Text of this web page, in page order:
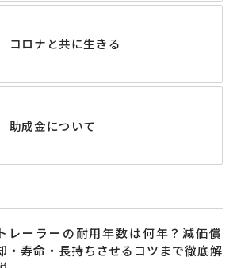
コロナと共に生きる
助成金について
レーラーの耐用年数は何年？減価償
・寿命・長持ちさせるコツまで徹底解